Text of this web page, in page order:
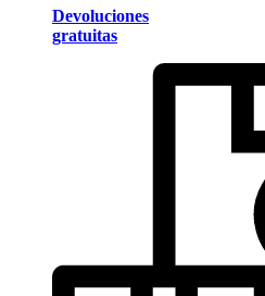
Devoluciones
gratuitas